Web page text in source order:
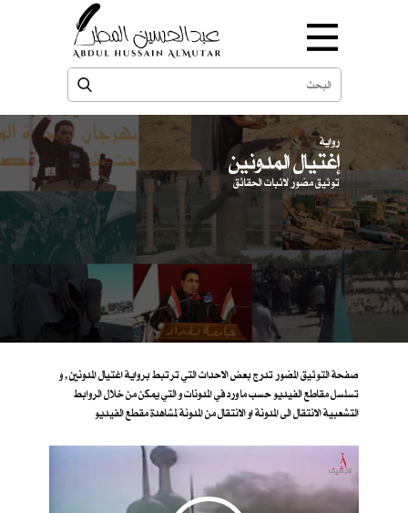
رواية
إغتيال المدونين
توثيق مصّور لاثبات الحقائق
صفحة التوثيق المصّور تدرج بعض الاحداث التي ترتبط برواية اغتيال المدونين , و
تسلسل مقاطع الفيديو حسب ما ورد في المدونات و التي يمكن من خلال الروابط
التشعبية الانتقال الى المدونة او الانتقال من المدونة لمشاهدة مقطع الفيديو